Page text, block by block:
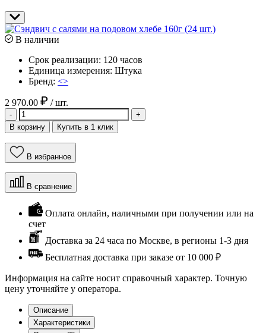
В наличии
Срок реализации: 120 часов
Единица измерения: Штука
Бренд: <>
2 970.00 / шт.
-
+
В корзину
Купить в 1 клик
В избранное
В сравнение
Оплата онлайн, наличными при получении или на
счет
Доставка за 24 часа по Москве, в регионы 1-3 дня
Бесплатная доставка при заказе от 10 000 ₽
Информация на сайте носит справочный характер. Точную
цену уточняйте у оператора.
Описание
Характеристики